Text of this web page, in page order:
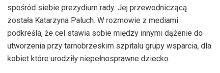
spośród siebie prezydium rady. Jej przewodniczącą
została Katarzyna Paluch. W rozmowie z mediami
podkreśla, że cel stawia sobie między innymi dążenie do
utworzenia przy tarnobrzeskim szpitalu grupy wsparcia, dla
kobiet które urodziły niepełnosprawne dziecko.